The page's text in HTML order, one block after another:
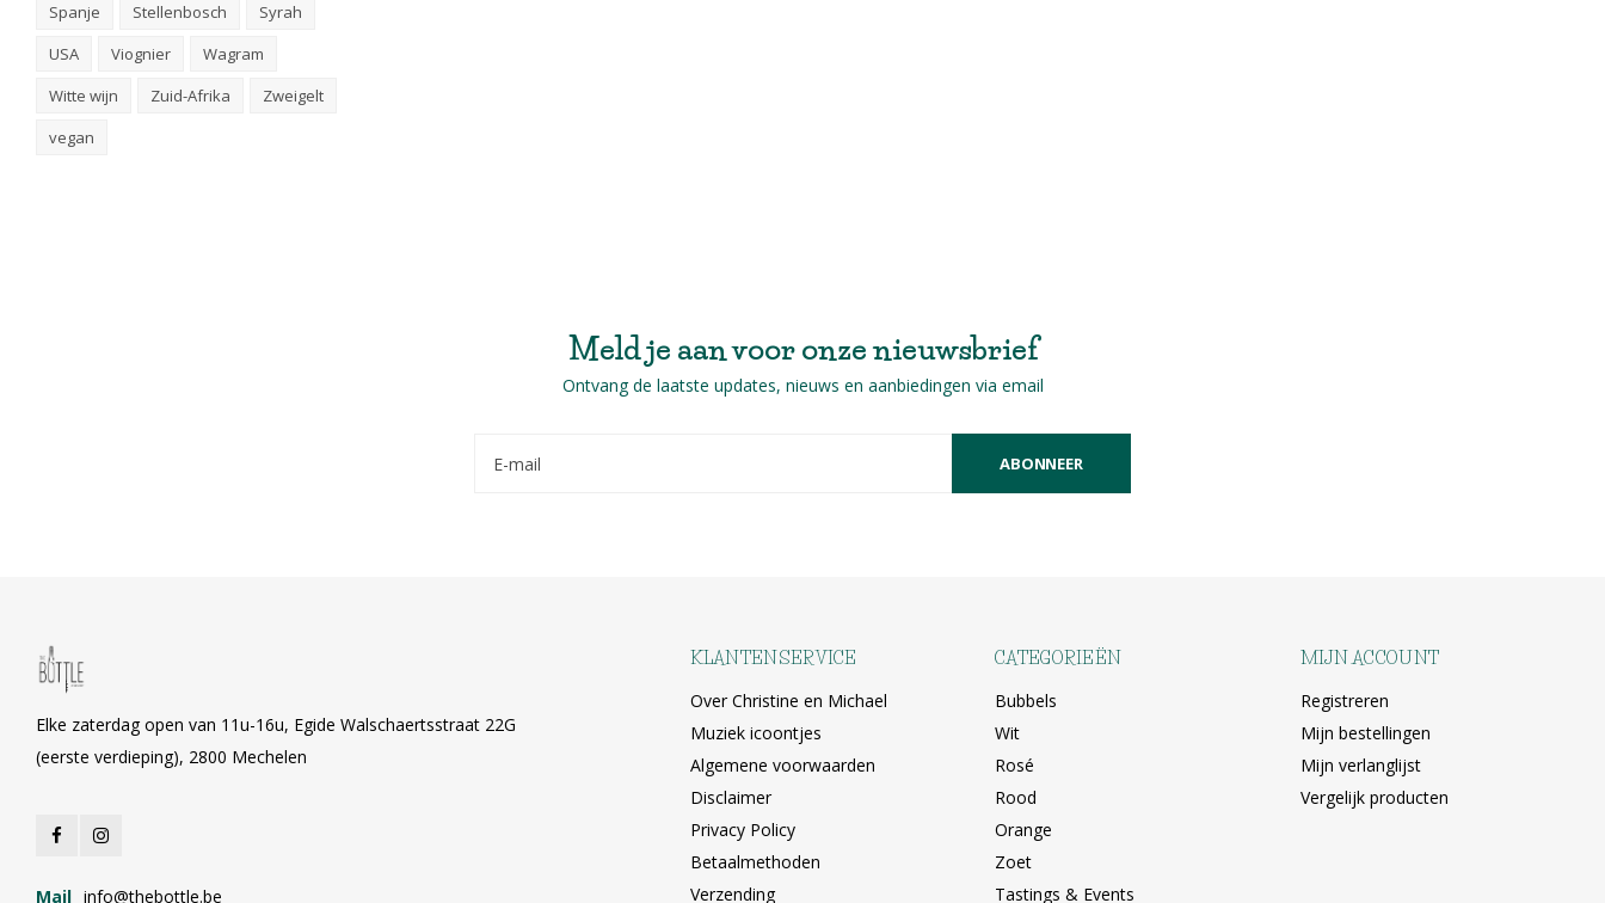
Spanje
Stellenbosch
Syrah
USA
Viognier
Wagram
Witte wijn
Zuid-Afrika
Zweigelt
vegan
Meld je aan voor onze nieuwsbrief
Ontvang de laatste updates, nieuws en aanbiedingen via email
ABONNEER
Elke zaterdag open van 11u-16u, Egide Walschaertsstraat 22G
(eerste verdieping), 2800 Mechelen
Mail info@thebottle.be
KLANTENSERVICE
Over Christine en Michael
Muziek icoontjes
Algemene voorwaarden
Disclaimer
Privacy Policy
Betaalmethoden
Verzending
CATEGORIEËN
Bubbels
Wit
Rosé
Rood
Orange
Zoet
Tastings & Events
MIJN ACCOUNT
Registreren
Mijn bestellingen
Mijn verlanglijst
Vergelijk producten